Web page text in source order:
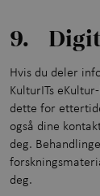
9.
Hvis du deler
KulturITs
dette for
også dine
deg.
deg.